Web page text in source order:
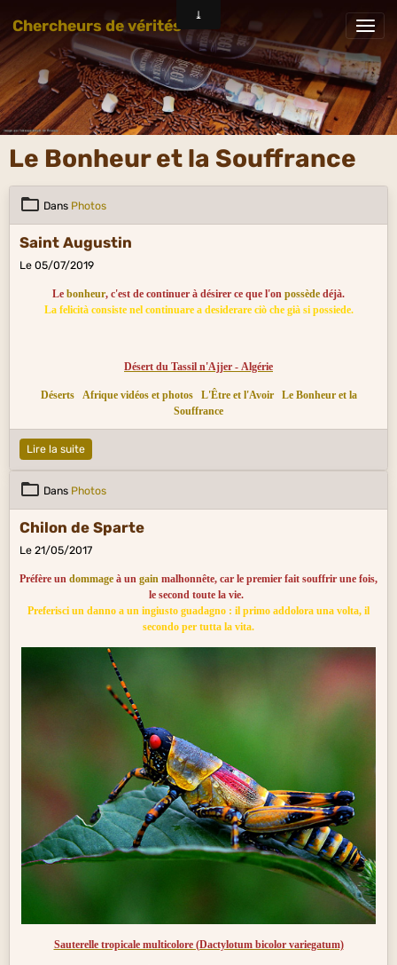
Chercheurs de vérités
Le Bonheur et la Souffrance
Dans Photos
Saint Augustin
Le 05/07/2019
Le bonheur, c'est de continuer à désirer ce que l'on possède déjà.
La felicità consiste nel continuare a desiderare ciò che già si possiede.
Désert du Tassil n'Ajjer - Algérie
Déserts Afrique vidéos et photos L'Être et l'Avoir
Le Bonheur et la
Souffrance
Lire la suite
Dans Photos
Chilon de Sparte
Le 21/05/2017
Préfère un dommage à un gain malhonnête, car le premier fait souffrir une fois,
le second toute la vie.
Preferisci un danno a un ingiusto guadagno : il primo addolora una volta, il
secondo per tutta la vita.
Sauterelle tropicale multicolore (Dactylotum bicolor variegatum)